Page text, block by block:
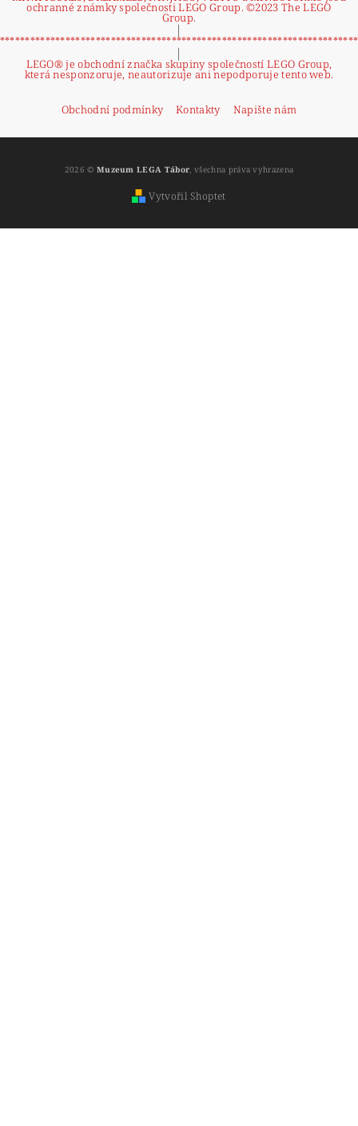
ochranné známky společnosti LEGO Group. ©2023 The LEGO
Group.
|
|
LEGO® je obchodní značka skupiny společností LEGO Group,
která nesponzoruje, neautorizuje ani nepodporuje tento web.
Obchodní podmínky Kontakty Napište nám
2026 © Muzeum LEGA Tábor , všechna práva vyhrazena
Vytvořil Shoptet